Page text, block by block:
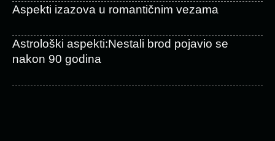
Aspekti izazova u romantičnim vezama
Astrološki aspekti:Nestali brod pojavio se
nakon 90 godina